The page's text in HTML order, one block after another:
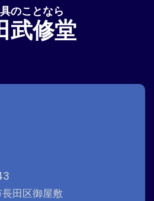
のことなら
武修堂
田区御屋敷